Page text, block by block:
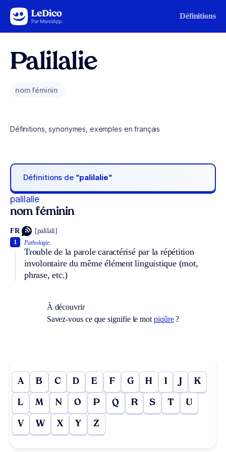
Aller au contenu Définitions
Palilalie
nom féminin
Définitions, synonymes, exemples en français
Définitions de “palilalie“
palilalie
nom féminin
FR [palilali]
Pathologie.
Trouble de la parole caractérisé par la répétition
involontaire du même élément linguistique (mot,
phrase, etc.)
1
À découvrir
Savez-vous ce que signifie le mot piqûre?
A B C D E F G H I J K
L M N O P Q R S T U
V W X Y Z